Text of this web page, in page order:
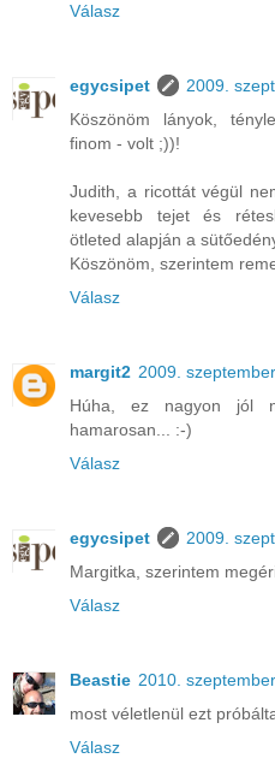
Válasz
egycsipet
2009.
Köszönöm lányok,
finom - volt ;))!
Judith, a ricottát végül
kevesebb tejet és
ötleted alapján a
Köszönöm, szerintem
Válasz
margit2 2009.
Húha, ez nagyon jól
hamarosan... :-)
Válasz
egycsipet
2009.
Margitka, szerintem
Válasz
Beastie 2010.
most véletlenül ezt
Válasz